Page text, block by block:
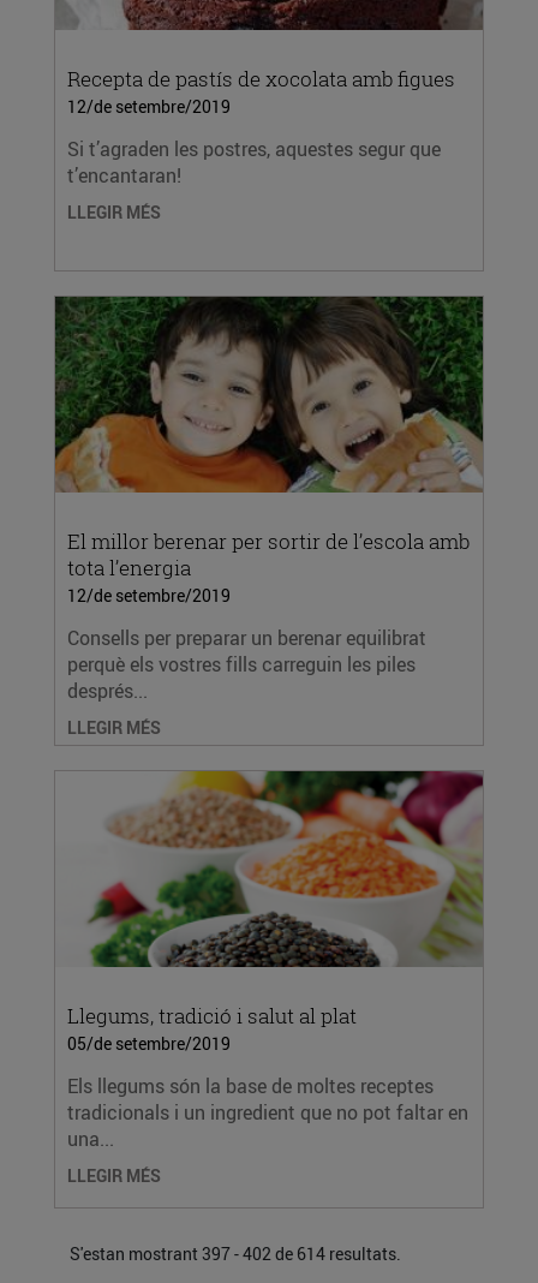
Recepta de pastís de xocolata amb figues
12/de setembre/2019
Si t’agraden les postres, aquestes segur que
t’encantaran!
LLEGIR MÉS
El millor berenar per sortir de l’escola amb
tota l’energia
12/de setembre/2019
Consells per preparar un berenar equilibrat
perquè els vostres fills carreguin les piles
després...
LLEGIR MÉS
Llegums, tradició i salut al plat
05/de setembre/2019
Els llegums són la base de moltes receptes
tradicionals i un ingredient que no pot faltar en
una...
LLEGIR MÉS
S'estan mostrant 397 - 402 de 614 resultats.